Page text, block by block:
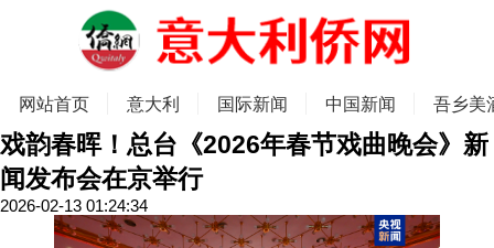
网站首页 意大利 国际新闻 中国新闻 吾乡美
戏韵春晖！总台《2026年春节戏曲晚会》新
闻发布会在京举行
2026-02-13 01:24:34